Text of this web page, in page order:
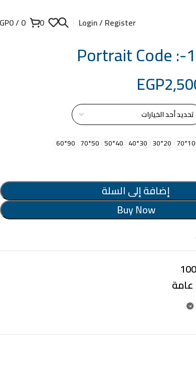
Login / Register
0
0
/
0
Portrait Code
EGP
20*30
30*40
40*50
50*70
90*60
إضافة إلى السلة
Buy Now
عامة